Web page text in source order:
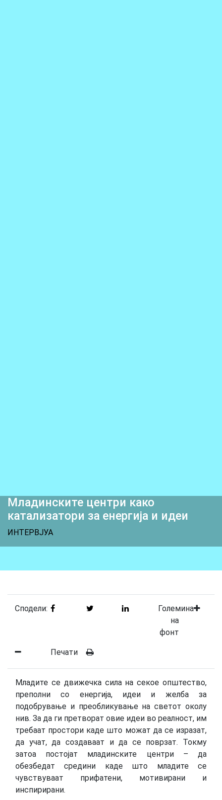
Младинските центри како
катализатори за енергија и идеи
ИНТЕРВЈУА
Сподели:
Големина
на
фонт
Печати
Младите се движечка сила на секое општество,
преполни со енергија, идеи и желба за
подобрување и преобликување на светот околу
нив. За да ги претворат овие идеи во реалност, им
требаат простори каде што можат да се изразат,
да учат, да создаваат и да се поврзат. Токму
затоа постојат младинските центри – да
обезбедат средини каде што младите се
чувствуваат прифатени, мотивирани и
инспирирани.